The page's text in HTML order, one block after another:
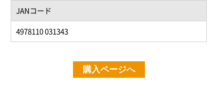
JANコード
4978110 031343
購入ページへ